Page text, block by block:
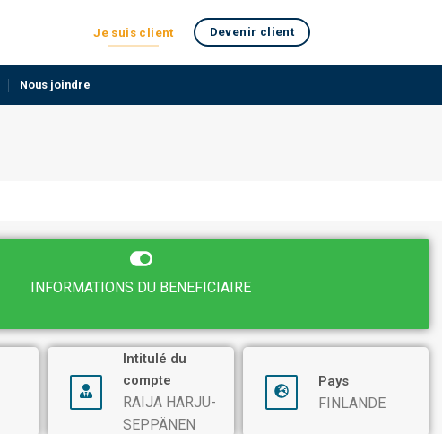
Je suis client Devenir client
Nous joindre
INFORMATIONS DU BENEFICIAIRE
Intitulé du
compte
RAIJA HARJU-
SEPPÄNEN
Pays
FINLANDE